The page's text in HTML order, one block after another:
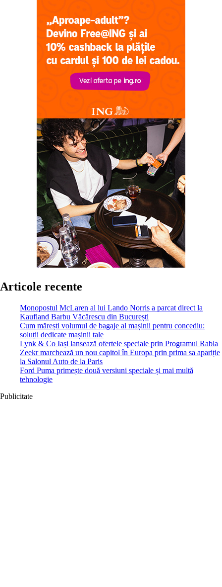
Articole recente
Monopostul McLaren al lui Lando Norris a parcat direct la
Kaufland Barbu Văcărescu din București
Cum mărești volumul de bagaje al mașinii pentru concediu:
soluții dedicate mașinii tale
Lynk & Co Iași lansează ofertele speciale prin Programul Rabla
Zeekr marchează un nou capitol în Europa prin prima sa apariție
la Salonul Auto de la Paris
Ford Puma primește două versiuni speciale și mai multă
tehnologie
Publicitate